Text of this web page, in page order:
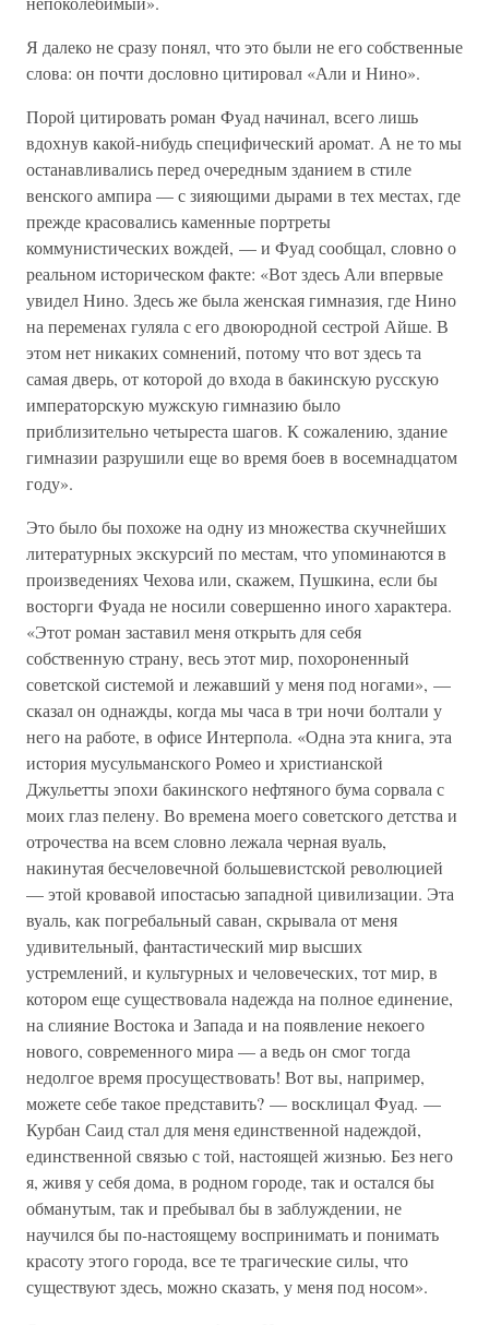
Я далеко не сразу понял, что это были не его собственные
слова: он почти дословно цитировал «Али и Нино».
Порой цитировать роман Фуад начинал, всего лишь
вдохнув какой-нибудь специфический аромат. А не то мы
останавливались перед очередным зданием в стиле
венского ампира — с зияющими дырами в тех местах, где
прежде красовались каменные портреты
коммунистических вождей, — и Фуад сообщал, словно о
реальном историческом факте: «Вот здесь Али впервые
увидел Нино. Здесь же была женская гимназия, где Нино
на переменах гуляла с его двоюродной сестрой Айше. В
этом нет никаких сомнений, потому что вот здесь та
самая дверь, от которой до входа в бакинскую русскую
императорскую мужскую гимназию было
приблизительно четыреста шагов. К сожалению, здание
гимназии разрушили еще во время боев в восемнадцатом
году».
Это было бы похоже на одну из множества скучнейших
литературных экскурсий по местам, что упоминаются в
произведениях Чехова или, скажем, Пушкина, если бы
восторги Фуада не носили совершенно иного характера.
«Этот роман заставил меня открыть для себя
собственную страну, весь этот мир, похороненный
советской системой и лежавший у меня под ногами», —
сказал он однажды, когда мы часа в три ночи болтали у
него на работе, в офисе Интерпола. «Одна эта книга, эта
история мусульманского Ромео и христианской
Джульетты эпохи бакинского нефтяного бума сорвала с
моих глаз пелену. Во времена моего советского детства и
отрочества на всем словно лежала черная вуаль,
накинутая бесчеловечной большевистской революцией
— этой кровавой ипостасью западной цивилизации. Эта
вуаль, как погребальный саван, скрывала от меня
удивительный, фантастический мир высших
устремлений, и культурных и человеческих, тот мир, в
котором еще существовала надежда на полное единение,
на слияние Востока и Запада и на появление некоего
нового, современного мира — а ведь он смог тогда
недолгое время просуществовать! Вот вы, например,
можете себе такое представить? — восклицал Фуад. —
Курбан Саид стал для меня единственной надеждой,
единственной связью с той, настоящей жизнью. Без него
я, живя у себя дома, в родном городе, так и остался бы
обманутым, так и пребывал бы в заблуждении, не
научился бы по-настоящему воспринимать и понимать
красоту этого города, все те трагические силы, что
существуют здесь, можно сказать, у меня под носом».